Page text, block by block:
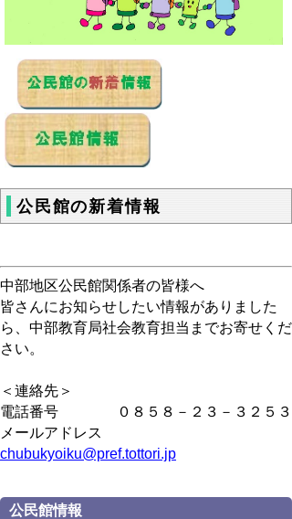
公民館の新着情報
中部地区公民館関係者の皆様へ
皆さんにお知らせしたい情報がありました
ら、中部教育局社会教育担当までお寄せくだ
さい。
＜連絡先＞
電話番号 ０８５８－２３－３２５３
メールアドレス
chubukyoiku@pref.tottori.jp
公民館情報